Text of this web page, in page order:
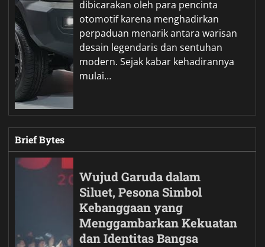
dibicarakan oleh para pencinta
otomotif karena menghadirkan
perpaduan menarik antara warisan
desain legendaris dan sentuhan
modern. Sejak kabar kehadirannya
mulai…
Brief Bytes
Wujud Garuda dalam
Siluet, Pesona Simbol
Kebanggaan yang
Menggambarkan Kekuatan
dan Identitas Bangsa